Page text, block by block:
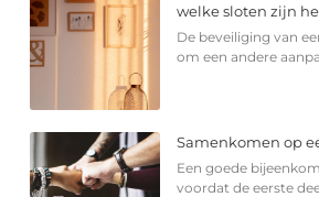
welke sloten zijn
De beveiliging van
om een andere
Samenkomen op
Een goede
voordat de eerste